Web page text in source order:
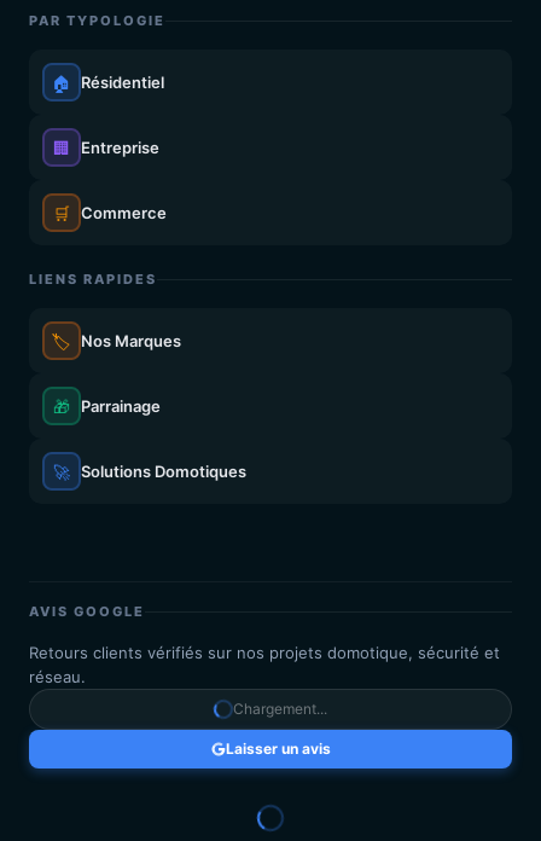
PAR TYPOLOGIE
🏠 Résidentiel
🏢 Entreprise
🛒 Commerce
LIENS RAPIDES
🏷️ Nos Marques
🎁 Parrainage
🚀 Solutions Domotiques
AVIS GOOGLE
Retours clients vérifiés sur nos projets domotique, sécurité et
réseau.
Chargement...
Laisser un avis